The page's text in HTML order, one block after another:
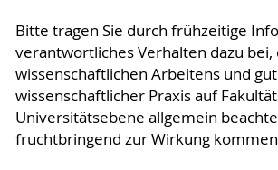
Bitte tragen Sie durch frühzeitige
verantwortliches Verhalten dazu bei,
wissenschaftlichen Arbeitens und
wissenschaftlicher Praxis auf
Universitätsebene allgemein
fruchtbringend zur Wirkung